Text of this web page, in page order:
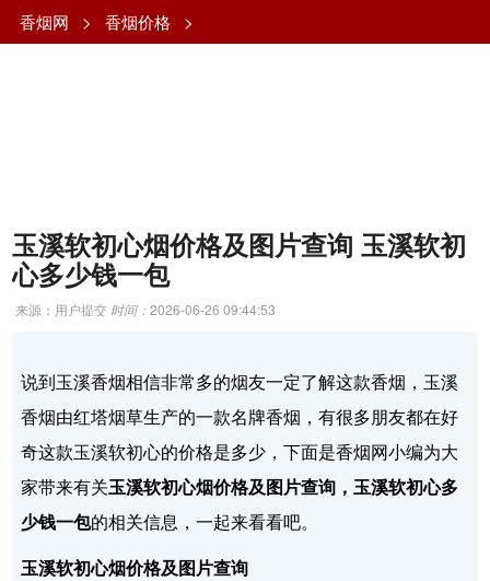
香烟网 > 香烟价格 >
玉溪软初心烟价格及图片查询 玉溪软初
心多少钱一包
来源：用户提交 时间：2026-06-26 09:44:53
说到玉溪香烟相信非常多的烟友一定了解这款香烟，玉溪
香烟由红塔烟草生产的一款名牌香烟，有很多朋友都在好
奇这款玉溪软初心的价格是多少，下面是香烟网小编为大
家带来有关玉溪软初心烟价格及图片查询，玉溪软初心多
少钱一包的相关信息，一起来看看吧。
玉溪软初心烟价格及图片查询